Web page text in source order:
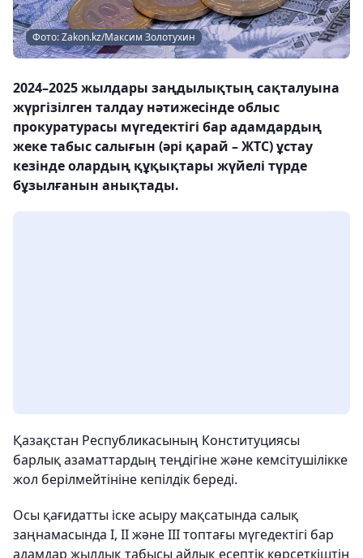
Фото: Zakon.kz/Максим Золотухин
2024–2025 жылдары заңдылықтың сақталуына
жүргізілген талдау нәтижесінде облыс
прокуратурасы мүгедектігі бар адамдардың
жеке табыс салығын (әрі қарай – ЖТС) ұстау
кезінде олардың құқықтары жүйелі түрде
бұзылғанын анықтады.
Қазақстан Республикасының Конституциясы
барлық азаматтардың теңдігіне және кемсітушілікке
жол берілмейтініне кепілдік береді.
Осы қағидатты іске асыру мақсатында салық
заңнамасында I, II және III топтағы мүгедектігі бар
адамдар жылдық табысы айлық есептік көрсеткіштің